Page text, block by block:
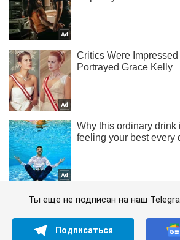
Ты еще не подписан на наш
Подписаться